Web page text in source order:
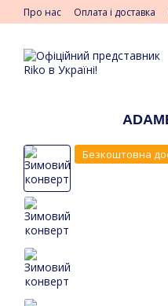
Перейти до основного
Про нас Оплата і доставка
Безкоштовна